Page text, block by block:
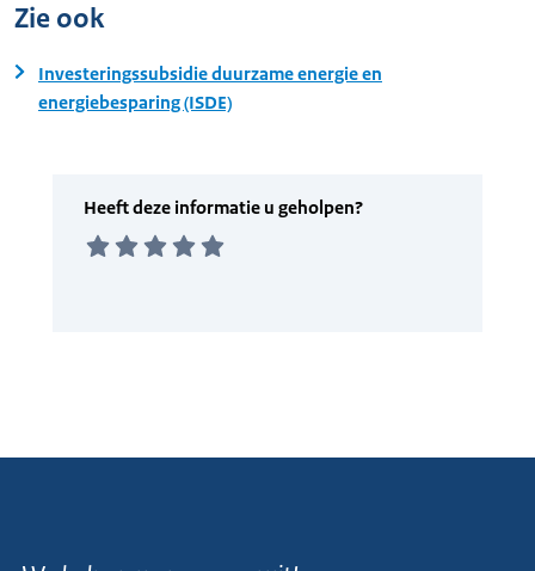
Zie ook
Investeringssubsidie duurzame energie en
energiebesparing (ISDE)